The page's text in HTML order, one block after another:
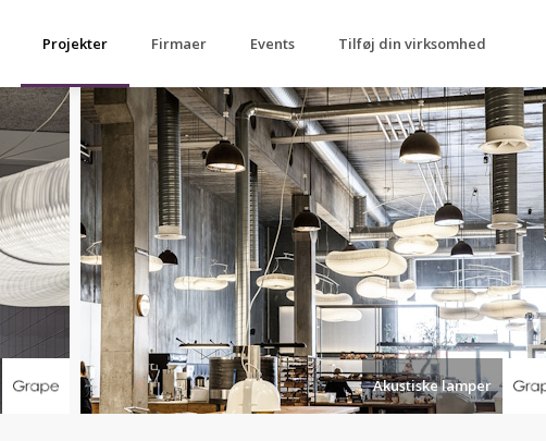
Projekter Firmaer Events Tilføj din virksomhed
Akustiske lamper